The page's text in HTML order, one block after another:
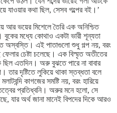
যাওয়ার কথা ছিল, সেসব গল্পের বই।’
আর ভয়ের মিশেলে তৈরি এক অনিশ্চিত
মধ্যে কোথাও একটা ভারী শূন্যতা
অস্বস্তি। এই পাতাগুলো শুধু গল্প নয়, বরং
চেষ্টা চলেছে। এক বিস্মৃত অতীতের
এতদিন। অরু বুঝতে পারে না বাবার
দৃষ্টিতে লুকিয়ে থাকা স্তব্ধতা বলে
কাগজের সমষ্টি নয়, বরং হারিয়ে
প্রতিধ্বনি। অরুর মনে হলো, সে
যার অর্থ জানা মানেই বিপদের দিকে আরও